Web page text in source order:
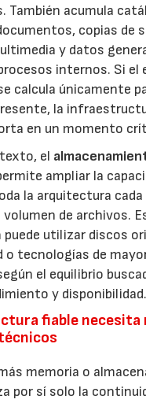
También acumula
copias de
y datos
internos. Si el
calcula únicamente
la
en un momento
el
ampliar la
la arquitectura cada
volumen de archivos.
puede utilizar discos
o tecnologías de
el equilibrio
y disponibilidad.
fiable necesita
memoria o
por sí solo la